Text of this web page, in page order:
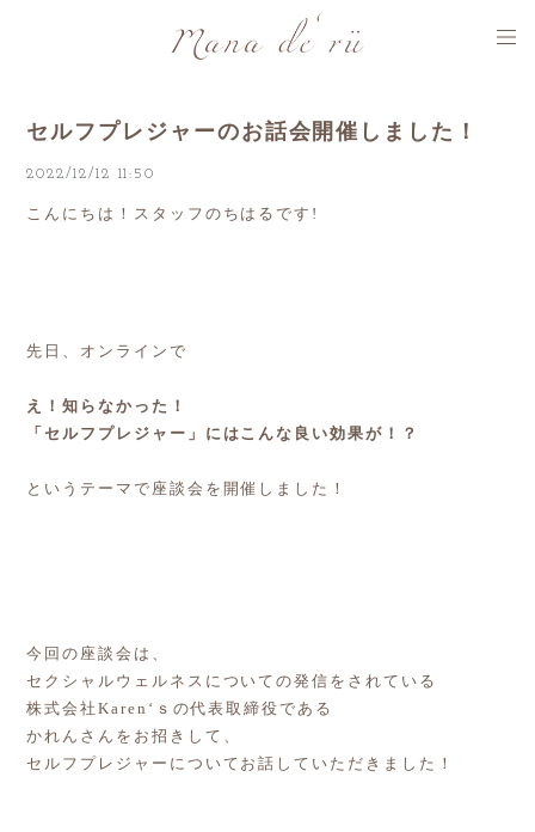
セルフプレジャーのお話会開催しました！
2022/12/12 11:50
こんにちは！スタッフのちはるです!
先日、オンラインで
え！知らなかった！
「セルフプレジャー」にはこんな良い効果が！？
というテーマで座談会を開催しました！
今回の座談会は、
セクシャルウェルネスについての発信をされている
株式会社Karen‘ｓの代表取締役である
かれんさんをお招きして、
セルフプレジャーについてお話していただきました！